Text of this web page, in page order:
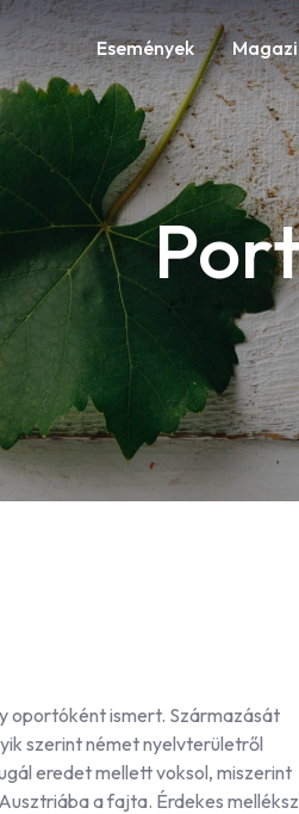
Események
oportóként ismert. Származását
szerint német nyelvterületről
eredet mellett voksol, miszerint
a fajta. Érdekes